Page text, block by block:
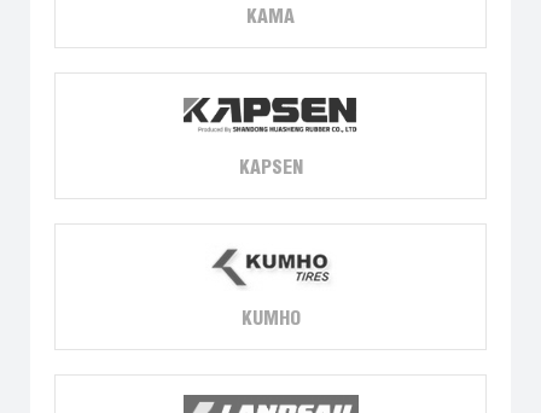
KAMA
KAPSEN
KUMHO